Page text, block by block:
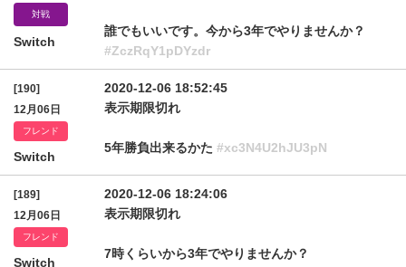
対戦
Switch
誰でもいいです。今から3年でやりませんか？
#ZczRqY1pDYzdr
[190]
12月06日
フレンド
Switch
2020-12-06 18:52:45
表示期限切れ
5年勝負出来るかた #xc3N4U2hJU3pN
[189]
12月06日
フレンド
Switch
2020-12-06 18:24:06
表示期限切れ
7時くらいから3年でやりませんか？